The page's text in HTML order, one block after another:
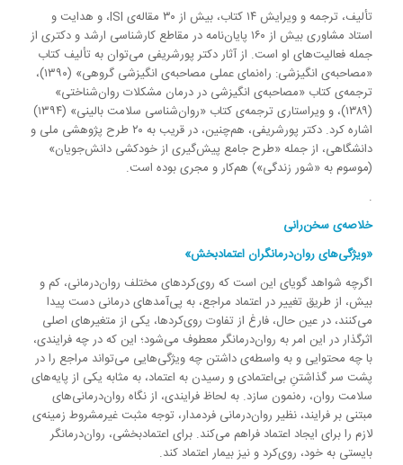
تألیف، ترجمه و ویرایش ۱۴ کتاب، بیش از ۳۰ مقاله‌ی ISI، و هدایت و
استاد مشاوری بیش از ۱۶۰ پایان‌نامه در مقاطع کارشناسی ارشد و دکتری از
جمله فعالیت‌های او است. از آثار دکتر پورشریفی می‌توان به تألیف کتاب
«مصاحبه‌ی انگیزشی: راه‌نمای عملی مصاحبه‌ی انگیزشی گروهی» (۱۳۹۰)،
ترجمه‌ی کتاب «مصاحبه‌ی انگیزشی در درمان مشکلات روان‌شناختی»
(۱۳۸۹)، و ویراستاری ترجمه‌ی کتاب «روان‌شناسی سلامت بالینی» (۱۳۹۴)
اشاره کرد. دکتر پورشریفی، هم‌چنین، در قریب به ۲۰ طرح پژوهشی ملی و
دانشگاهی، از جمله «طرح جامع پیش‌گیری از خودکشی دانش‌جویان»
(موسوم به «شور زندگی») هم‌کار و مجری بوده است.
.
خلاصه‌ی سخن‌رانی
«ویژگی‌های روان‌درمانگران اعتمادبخش»
اگرچه شواهد گویای این است که روی‌کردهای مختلف روان‌درمانی، کم و
بیش، از طریق تغییر در اعتماد مراجع، به پی‌آمدهای درمانی دست پیدا
می‌کنند، در عین حال، فارغ از تفاوت روی‌کردها، یکی از متغیرهای اصلی
اثرگذار در این امر به روان‌درمانگر معطوف می‌شود؛ این‌ که در چه فرایندی،
با چه محتوایی و به واسطه‌ی داشتن چه ویژگی‌هایی می‌تواند مراجع را در
پشت سر گذاشتنِ بی‌اعتمادی و رسیدن به اعتماد، به مثابه یکی از پایه‌های
سلامت روان، ره‌نمون سازد. به لحاظ فرایندی، از نگاه روان‌درمانی‌های
مبتنی بر فرایند، نظیر روان‌درمانی فردمدار، توجه مثبت غیرمشروط زمینه‌ی
لازم را برای ایجاد اعتماد فراهم می‌کند. برای اعتمادبخشی، روان‌درمانگر
بایستی به خود، روی‌کرد و نیز بیمار اعتماد کند.